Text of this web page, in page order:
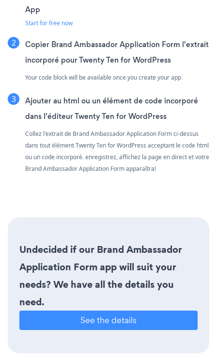
App
Start for free now
Copier Brand Ambassador Application Form l'extrait
incorporé pour Twenty Ten for WordPress
Your code block will be available once you create your app
Ajouter au html ou un élément de code incorporé
dans l'éditeur Twenty Ten for WordPress
Collez l'extrait de Brand Ambassador Application Form ci-dessus
dans tout élément Twenty Ten for WordPress acceptant le code html
ou un code incorporé. enregistrez, affichez la page en direct et votre
Brand Ambassador Application Form apparaîtra!
Undecided if our Brand Ambassador
Application Form app will suit your
needs? We have all the details you
need.
See the details